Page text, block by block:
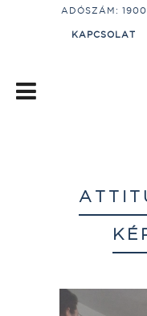
ADÓSZÁM:
KAPCSOLAT